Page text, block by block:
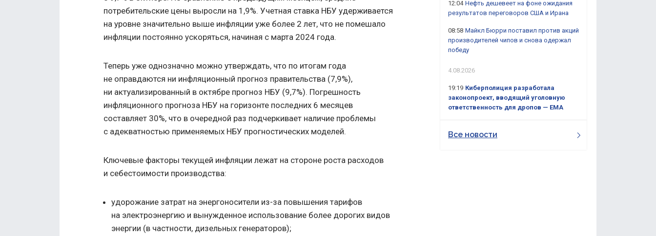
потребительские цены выросли на 1,9%. Учетная ставка НБУ удерживается
на уровне значительно выше инфляции уже более 2 лет, что не помешало
инфляции постоянно ускоряться, начиная с марта 2024 года.
Теперь уже однозначно можно утверждать, что по итогам года
не оправдаются ни инфляционный прогноз правительства (7,9%),
ни актуализированный в октябре прогноз НБУ (9,7%). Погрешность
инфляционного прогноза НБУ на горизонте последних 6 месяцев
составляет 30%, что в очередной раз подчеркивает наличие проблемы
с адекватностью применяемых НБУ прогностических моделей.
Ключевые факторы текущей инфляции лежат на стороне роста расходов
и себестоимости производства:
удорожание затрат на энергоносители из-за повышения тарифов
на электроэнергию и вынужденное использование более дорогих видов
энергии (в частности, дизельных генераторов);
12:04 Нефть дешевеет на фоне ожидания
результатов переговоров США и Ирана
08:58 Майкл Бюрри поставил против акций
производителей чипов и снова одержал
победу
4.08.2026
19:19 Киберполиция разработала
законопроект, вводящий уголовную
ответственность для дропов — ЕМА
Все новости